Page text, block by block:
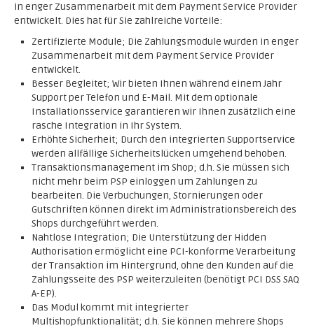
in enger Zusammenarbeit mit dem Payment Service Provider
entwickelt. Dies hat für Sie zahlreiche Vorteile:
Zertifizierte Module; Die Zahlungsmodule wurden in enger
Zusammenarbeit mit dem Payment Service Provider
entwickelt.
Besser Begleitet; Wir bieten Ihnen während einem Jahr
Support per Telefon und E-Mail. Mit dem optionale
Installationsservice garantieren wir Ihnen zusätzlich eine
rasche Integration in Ihr System.
Erhöhte Sicherheit; Durch den integrierten Supportservice
werden allfällige Sicherheitslücken umgehend behoben.
Transaktionsmanagement im Shop; d.h. Sie müssen sich
nicht mehr beim PSP einloggen um Zahlungen zu
bearbeiten. Die Verbuchungen, Stornierungen oder
Gutschriften können direkt im Administrationsbereich des
Shops durchgeführt werden.
Nahtlose Integration; Die Unterstützung der Hidden
Authorisation ermöglicht eine PCI-konforme Verarbeitung
der Transaktion im Hintergrund, ohne den Kunden auf die
Zahlungsseite des PSP weiterzuleiten (benötigt PCI DSS SAQ
A-EP).
Das Modul kommt mit integrierter
Multishopfunktionalität; d.h. Sie können mehrere Shops